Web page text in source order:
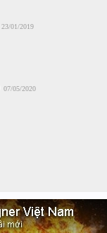
23/01/2019
07/05/2020